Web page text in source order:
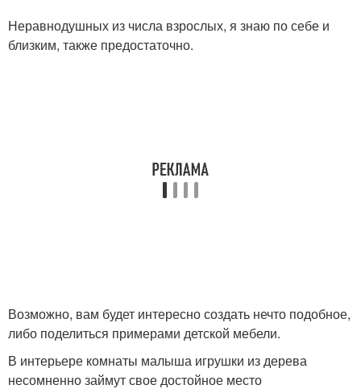
Неравнодушных из числа взрослых, я знаю по себе и
близким, также предостаточно.
Возможно, вам будет интересно создать нечто подобное,
либо поделиться примерами детской мебели.
В интерьере комнаты малыша игрушки из дерева
несомненно займут свое достойное место